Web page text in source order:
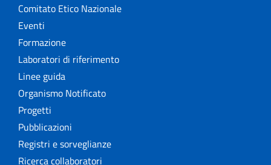
Comitato Etico Nazionale
Eventi
Formazione
Laboratori di riferimento
Linee guida
Organismo Notificato
Progetti
Pubblicazioni
Registri e sorveglianze
Ricerca collaboratori